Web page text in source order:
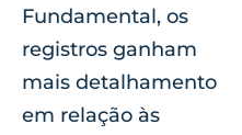
Fundamental, os
registros ganham
mais detalhamento
em relação às